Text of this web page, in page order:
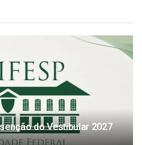
do Vestibular 2027